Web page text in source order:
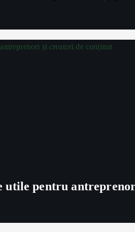
utile pentru